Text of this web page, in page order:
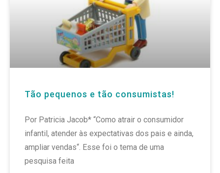
Tão pequenos e tão consumistas!
Por Patricia Jacob* “Como atrair o consumidor
infantil, atender às expectativas dos pais e ainda,
ampliar vendas“. Esse foi o tema de uma
pesquisa feita